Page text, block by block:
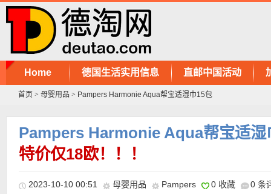
Home 德国生活实用信息 直邮中国活动
首页 > 母婴用品 > Pampers Harmonie Aqua帮宝适湿巾15包
Pampers Harmonie Aqua帮宝适
特价仅18欧！！！
2023-10-10 00:51 母婴用品 Pampers 0 收藏 0 条